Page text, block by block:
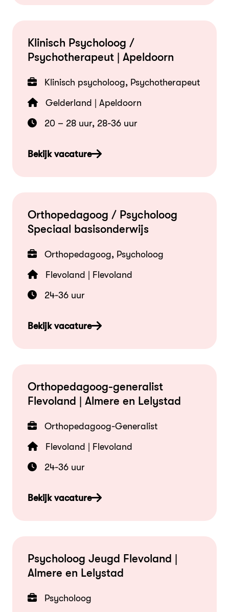
Klinisch Psycholoog /
Psychotherapeut | Apeldoorn
Klinisch psycholoog, Psychotherapeut
Gelderland | Apeldoorn
20 – 28 uur, 28-36 uur
Bekijk vacature
Orthopedagoog / Psycholoog
Speciaal basisonderwijs
Orthopedagoog, Psycholoog
Flevoland | Flevoland
24-36 uur
Bekijk vacature
Orthopedagoog-generalist
Flevoland | Almere en Lelystad
Orthopedagoog-Generalist
Flevoland | Flevoland
24-36 uur
Bekijk vacature
Psycholoog Jeugd Flevoland |
Almere en Lelystad
Psycholoog